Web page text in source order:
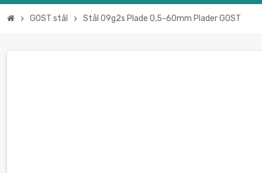
chevron_right GOST stål chevron_right Stål 09g2s Plade 0,5-60mm Plader GOST